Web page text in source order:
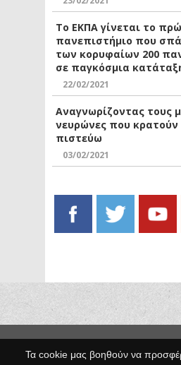
Τα cookie μας βοηθούν να
Το ΕΚΠΑ γίνεται το
πανεπιστήμιο που
των κορυφαίων 200
σε παγκόσμια
22/02/2021
Αναγνωρίζοντας τους
νευρώνες που
πιστεύω
03/02/2021
Κατασκευή